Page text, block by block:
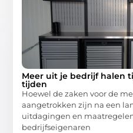
Meer uit je bedrijf halen
tijden
Hoewel de zaken voor de
aangetrokken zijn na een
uitdagingen en
bedrijfseigenaren